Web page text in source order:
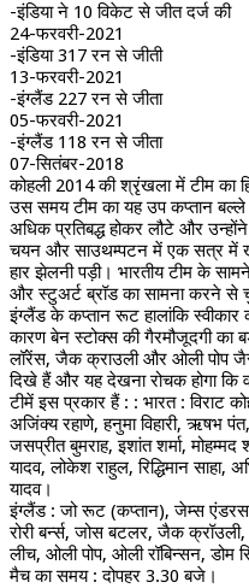
-इंडिया ने 10 विकेट से जीत दर्ज की
24-फरवरी-2021
-इंडिया 317 रन से जीती
13-फरवरी-2021
-इंग्लैंड 227 रन से जीता
05-फरवरी-2021
-इंग्लैंड 118 रन से जीता
07-सितंबर-2018
कोहली 2014 की श्रृंखला में टीम का
उस समय टीम का यह उप कप्तान बल्ले
अधिक प्रतिबद्ध होकर लौटे और
चयन और साउथम्पटन में एक सत्र में
हार झेलनी पड़ी। भारतीय टीम के
और स्टुअर्ट ब्रॉड का सामना करने से
इंग्लैंड के कप्तान रूट हालांकि
कारण बेन स्टोक्स की गैरमौजूदगी का
लॉरेंस, जैक क्राउली और ओली पोप
दिखे हैं और यह देखना रोचक होगा
टीमें इस प्रकार हैं : : भारत : विराट
अजिंक्य रहाणे, हनुमा विहारी, ऋषभ
जसप्रीत बुमराह, इशांत शर्मा,
यादव, लोकेश राहुल, रिद्धिमान साहा,
यादव।
इंग्लैंड : जो रूट (कप्तान), जेम्स
रोरी बर्न्स, जोस बटलर, जैक
लीच, ओली पोप, ओली रॉबिन्सन, डोम
मैच का समय : दोपहर 3.30 बजे।